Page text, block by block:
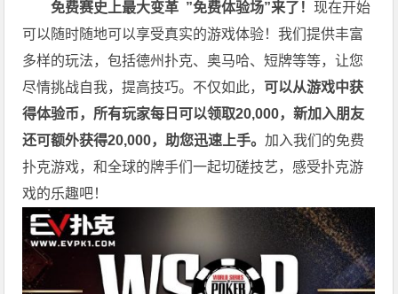
免费赛史上最大变革 ”免费体验场”来了！现在开始
可以随时随地可以享受真实的游戏体验！我们提供丰富
多样的玩法，包括德州扑克、奥马哈、短牌等等，让您
尽情挑战自我，提高技巧。不仅如此， 可以从游戏中获
得体验币，所有玩家每日可以领取20,000，新加入朋友
还可额外获得20,000，助您迅速上手。加入我们的免费
扑克游戏，和全球的牌手们一起切磋技艺，感受扑克游
戏的乐趣吧！